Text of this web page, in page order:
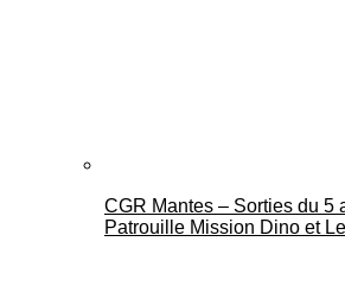
CGR Mantes – Sorties du 5
Patrouille Mission Dino et